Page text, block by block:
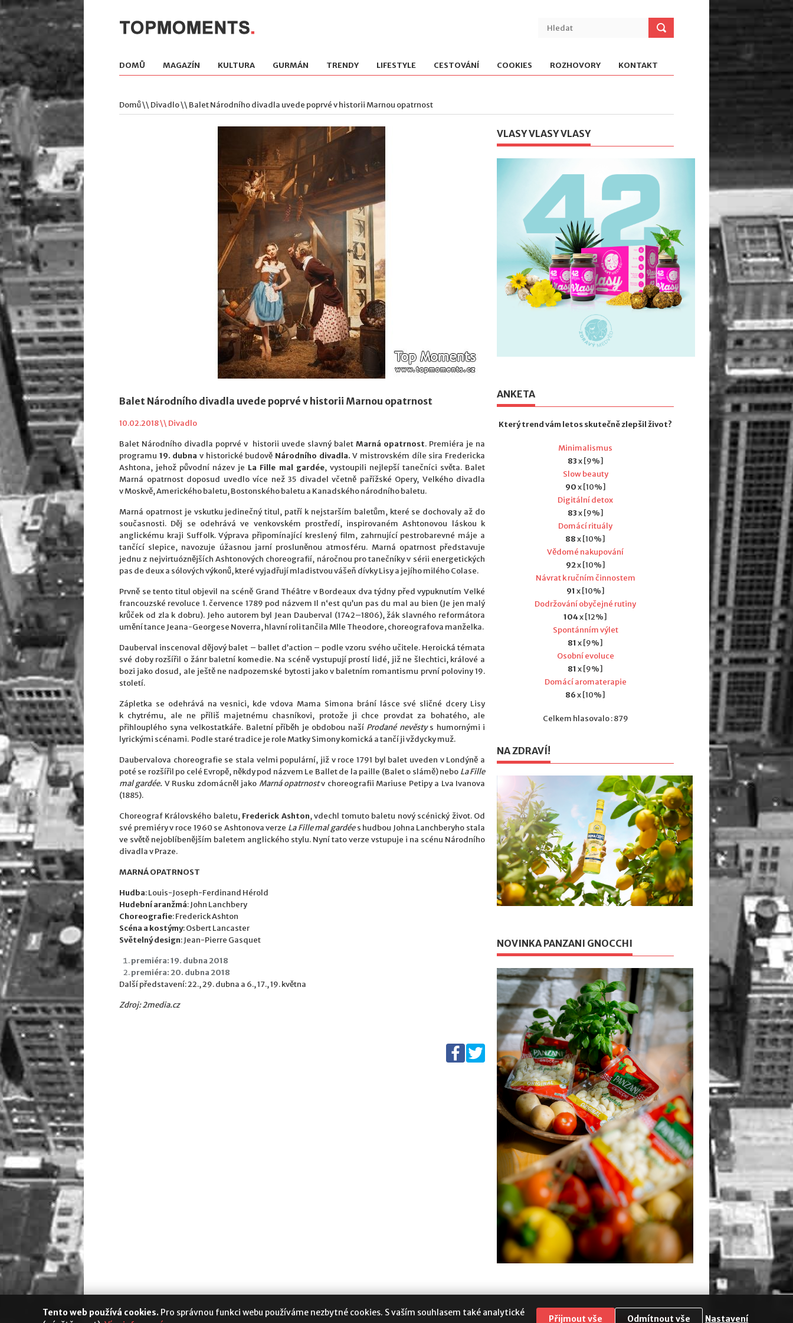
DOMŮ MAGAZÍN KULTURA GURMÁN TRENDY LIFESTYLE CESTOVÁNÍ COOKIES ROZHOVORY KONTAKT
Domů\\ Divadlo\\ Balet Národního divadla uvede poprvé v historii Marnou opatrnost
Balet Národního divadla uvede poprvé v historii Marnou opatrnost
10.02.2018 \\ Divadlo
Balet Národního divadla poprvé v historii uvede slavný balet Marná opatrnost. Premiéra je na
programu 19. dubnav historické budově Národního divadla. V mistrovském díle sira Fredericka
Ashtona, jehož původní název je La Fille mal gardée, vystoupili nejlepší tanečníci světa. Balet
Marná opatrnost doposud uvedlo více než 35 divadel včetně pařížské Opery, Velkého divadla
v Moskvě, Amerického baletu, Bostonského baletu a Kanadského národního baletu.
Marná opatrnost je vskutku jedinečný titul, patří k nejstarším baletům, které se dochovaly až do
současnosti. Děj se odehrává ve venkovském prostředí, inspirovaném Ashtonovou láskou k
anglickému kraji Suffolk. Výprava připomínající kreslený film, zahrnující pestrobarevné máje a
tančící slepice, navozuje úžasnou jarní prosluněnou atmosféru. Marná opatrnost představuje
jednu z nejvirtuóznějších Ashtonových choreografií, náročnou pro tanečníky v sérii energetických
pas de deux a sólových výkonů, které vyjadřují mladistvou vášeň dívky Lisy a jejího milého Colase.
Prvně se tento titul objevil na scéně Grand Théâtre v Bordeaux dva týdny před vypuknutím Velké
francouzské revoluce 1. července 1789 pod názvem Il n‘est qu’un pas du mal au bien (Je jen malý
krůček od zla k dobru). Jeho autorem byl Jean Dauberval (1742–1806), žák slavného reformátora
umění tance Jeana-Georgese Noverra, hlavní roli tančila Mlle Theodore, choreografova manželka.
Dauberval inscenoval dějový balet – ballet d’action – podle vzoru svého učitele. Heroická témata
své doby rozšířil o žánr baletní komedie. Na scéně vystupují prostí lidé, již ne šlechtici, králové a
bozi jako dosud, ale ještě ne nadpozemské bytosti jako v baletním romantismu první poloviny 19.
století.
Zápletka se odehrává na vesnici, kde vdova Mama Simona brání lásce své sličné dcery Lisy
k chytrému, ale ne příliš majetnému chasníkovi, protože ji chce provdat za bohatého, ale
přihlouplého syna velkostatkáře. Baletní příběh je obdobou naší Prodané nevěstys humornými i
lyrickými scénami. Podle staré tradice je role Matky Simony komická a tančí ji vždycky muž.
Daubervalova choreografie se stala velmi populární, již v roce 1791 byl balet uveden v Londýně a
poté se rozšířil po celé Evropě, někdy pod názvem Le Ballet de la paille (Balet o slámě) nebo La Fille
mal gardée. V Rusku zdomácněl jako Marná opatrnostv choreografii Mariuse Petipy a Lva Ivanova
(1885).
Choreograf Královského baletu, Frederick Ashton, vdechl tomuto baletu nový scénický život. Od
své premiéry v roce 1960 se Ashtonova verze La Fille mal gardées hudbou Johna Lanchberyho stala
ve světě nejoblíbenějším baletem anglického stylu. Nyní tato verze vstupuje i na scénu Národního
divadla v Praze.
MARNÁ OPATRNOST
Hudba: Louis-Joseph-Ferdinand Hérold
Hudební aranžmá: John Lanchbery
Choreografie: Frederick Ashton
Scéna a kostýmy: Osbert Lancaster
Světelný design: Jean-Pierre Gasquet
premiéra: 19. dubna 2018
premiéra: 20. dubna 2018
Další představení: 22., 29. dubna a 6., 17., 19. května
Zdroj: 2media.cz
VLASY VLASY VLASY
ANKETA
Který trend vám letos skutečně zlepšil život?
Minimalismus
83x [9%]
Slow beauty
90x [10%]
Digitální detox
83x [9%]
Domácí rituály
88x [10%]
Vědomé nakupování
92x [10%]
Návrat k ručním činnostem
91 x [10%]
Dodržování obyčejné rutiny
104x [12%]
Spontánním výlet
81 x [9%]
Osobní evoluce
81 x [9%]
Domácí aromaterapie
86x [10%]
Celkem hlasovalo : 879
NA ZDRAVÍ!
NOVINKA PANZANI GNOCCHI
Tento web používá cookies. Pro správnou funkci webu používáme nezbytné cookies. S vaším souhlasem také analytické
Přijmout vše Odmítnout vše Nastavení